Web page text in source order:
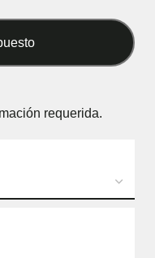
requerida.